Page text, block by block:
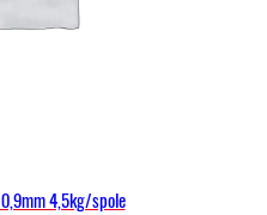
4,5kg/spole